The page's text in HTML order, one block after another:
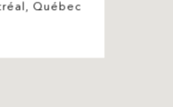
Québec